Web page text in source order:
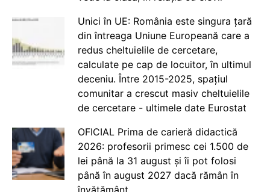
Unici în UE: România este singura țară
din întreaga Uniune Europeană care a
redus cheltuielile de cercetare,
calculate pe cap de locuitor, în ultimul
deceniu. Între 2015-2025, spațiul
comunitar a crescut masiv cheltuielile
de cercetare - ultimele date Eurostat
OFICIAL Prima de carieră didactică
2026: profesorii primesc cei 1.500 de
lei până la 31 august și îi pot folosi
până în august 2027 dacă rămân în